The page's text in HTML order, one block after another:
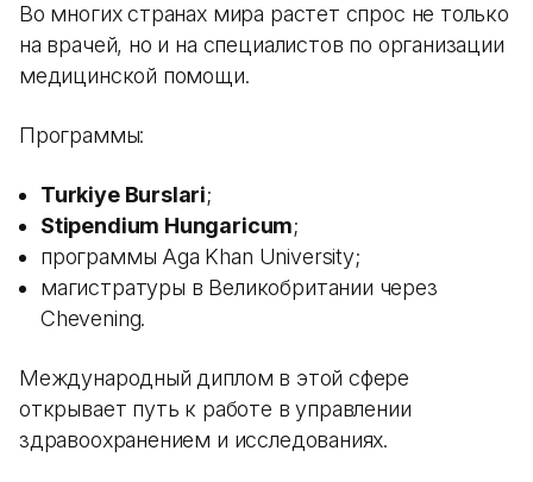
Во многих странах мира растет спрос не только
на врачей, но и на специалистов по организации
медицинской помощи.
Программы:
Turkiye Burslari;
Stipendium Hungaricum;
программы Aga Khan University;
магистратуры в Великобритании через
Chevening.
Международный диплом в этой сфере
открывает путь к работе в управлении
здравоохранением и исследованиях.